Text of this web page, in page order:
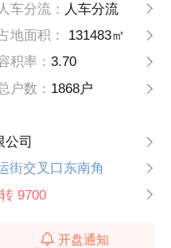
人车分流： 人车分流
地面积：
131483㎡
积率： 3.70
户数： 1868户
公司
街交叉口东南角
9700
开盘通知